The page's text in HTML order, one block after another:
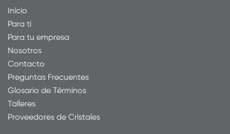
Inicio
Para ti
Para tu empresa
Nosotros
Contacto
Preguntas Frecuentes
Glosario de Términos
Talleres
Proveedores de Cristales